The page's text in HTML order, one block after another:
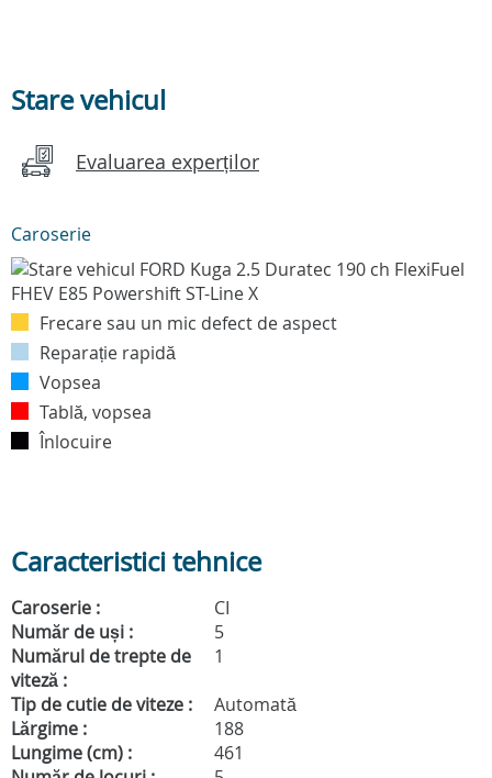
Stare vehicul
Evaluarea experților
Caroserie
Frecare sau un mic defect de aspect
Reparație rapidă
Vopsea
Tablă, vopsea
Înlocuire
Caracteristici tehnice
Caroserie :
CI
Număr de uși :
5
Numărul de trepte de
viteză :
1
Tip de cutie de viteze :
Automată
Lărgime :
188
Lungime (cm) :
461